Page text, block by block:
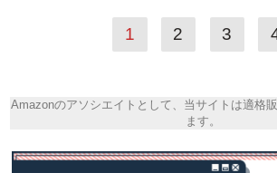
1 2 3
Amazonのアソシエイトとして、当サイトは適格
ます。